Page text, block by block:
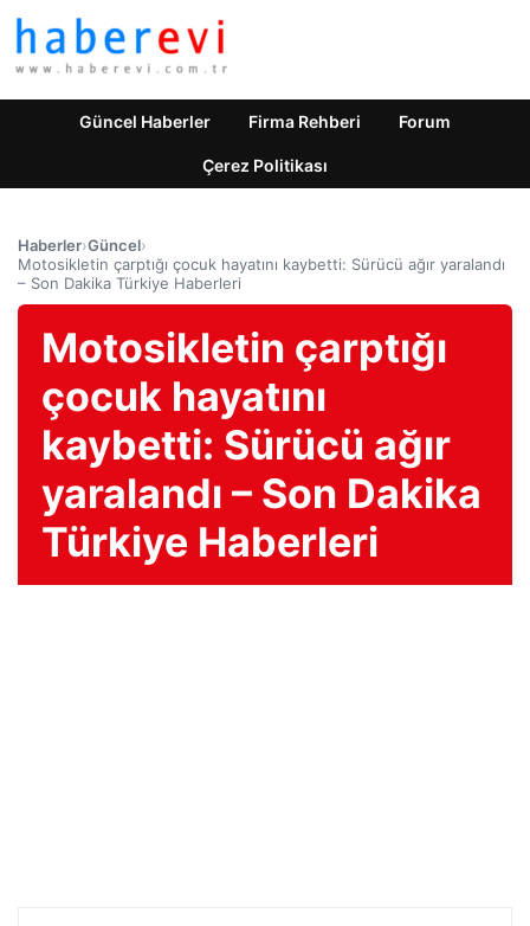
Güncel Haberler Firma Rehberi Forum
Çerez Politikası
Haberler›Güncel›
Motosikletin çarptığı çocuk hayatını kaybetti: Sürücü ağır yaralandı
– Son Dakika Türkiye Haberleri
Motosikletin çarptığı
çocuk hayatını
kaybetti: Sürücü ağır
yaralandı – Son Dakika
Türkiye Haberleri